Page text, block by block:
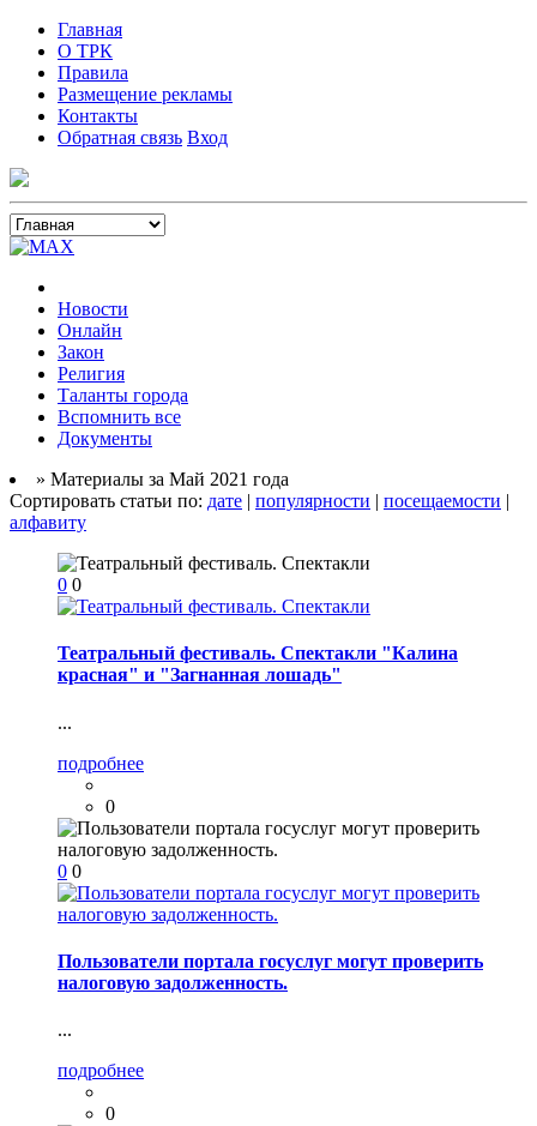
Главная
О ТРК
Правила
Размещение рекламы
Контакты
Обратная связь Вход
Новости
Онлайн
Закон
Религия
Таланты города
Вспомнить все
Документы
» Материалы за Май 2021 года
Сортировать статьи по: дате | популярности | посещаемости |
алфавиту
0 0
Театральный фестиваль. Спектакли "Калина
красная" и "Загнанная лошадь"
...
подробнее
0
0 0
Пользователи портала госуслуг могут проверить
налоговую задолженность.
...
подробнее
0